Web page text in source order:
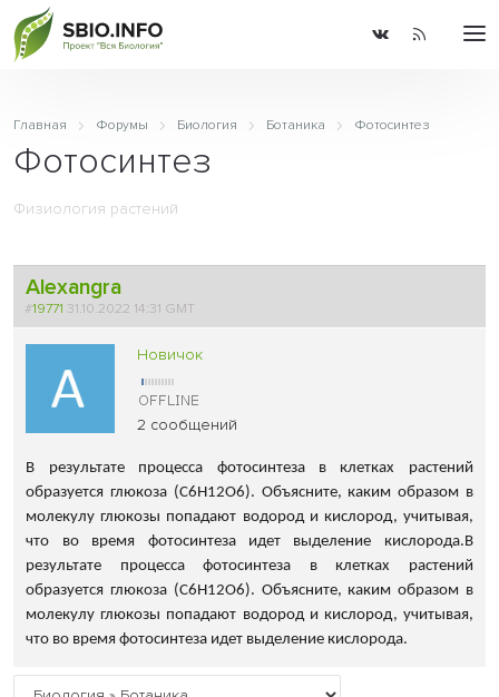
Главная Форумы Биология Ботаника Фотосинтез
Фотосинтез
Физиология растений
Alexangra
#19771 31.10.2022 14:31 GMT
Новичок
2 сообщений
В результате процесса фотосинтеза в клетках растений
образуется глюкоза (С6Н12О6). Объясните, каким образом в
молекулу глюкозы попадают водород и кислород, учитывая,
что во время фотосинтеза идет выделение кислорода.В
результате процесса фотосинтеза в клетках растений
образуется глюкоза (С6Н12О6). Объясните, каким образом в
молекулу глюкозы попадают водород и кислород, учитывая,
что во время фотосинтеза идет выделение кислорода.